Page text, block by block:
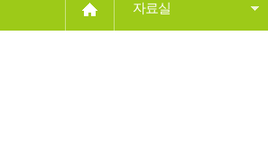
자료실